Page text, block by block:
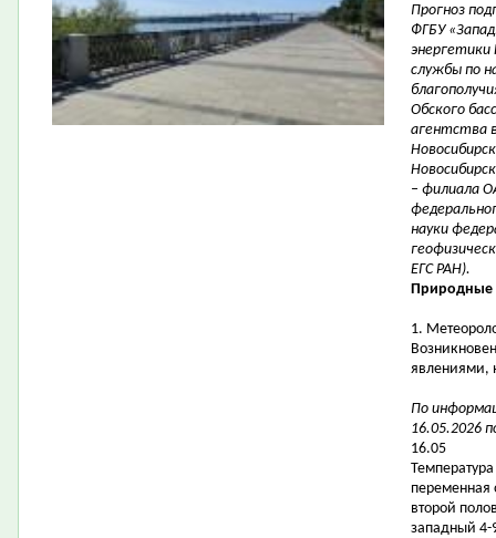
Прогноз
ФГБУ
энергетики
службы по
Обского
агентства
– филиала
науки
ЕГС РАН).
Природные
1.
явлениями,
По
16.05.2026
16.05
переменная
второй
западный